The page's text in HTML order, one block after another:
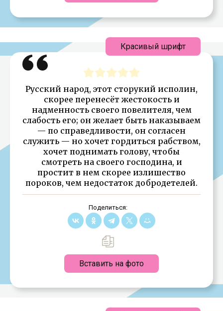
Русский народ, этот сторукий исполин,
скорее перенесёт жестокость и
надменность своего повелителя, чем
слабость его; он желает быть наказываем
— по справедливости, он согласен
служить — но хочет гордиться рабством,
хочет поднимать голову, чтобы
смотреть на своего господина, и
простит в нем скорее излишество
пороков, чем недостаток добродетелей.
Поделиться:
Вставить на фото
Красивый шрифт